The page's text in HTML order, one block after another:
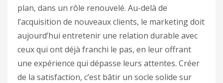
plan, dans un rôle renouvelé. Au-delà de
l’acquisition de nouveaux clients, le marketing doit
aujourd’hui entretenir une relation durable avec
ceux qui ont déjà franchi le pas, en leur offrant
une expérience qui dépasse leurs attentes. Créer
de la satisfaction, c’est bâtir un socle solide sur